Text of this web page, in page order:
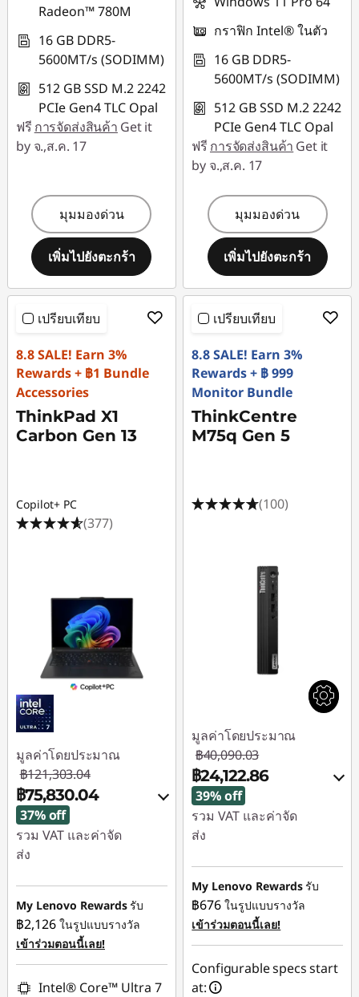
Radeon™ 780M
16 GB DDR5-
5600MT/s (SODIMM)
512 GB SSD M.2 2242
PCIe Gen4 TLC Opal
ฟรี การจัดส่งสินค้า Get it
by จ.,ส.ค. 17
มุมมองด่วน
เพิ่มไปยังตะกร้า
กราฟิก Intel® ในตัว
16 GB DDR5-
5600MT/s (SODIMM)
512 GB SSD M.2 2242
PCIe Gen4 TLC Opal
ฟรี การจัดส่งสินค้า Get it
by จ.,ส.ค. 17
มุมมองด่วน
เพิ่มไปยังตะกร้า
เปรียบเทียบ
8.8 SALE! Earn 3%
Rewards + ฿1 Bundle
Accessories
ThinkPad X1
Carbon Gen 13
Copilot+ PC
(377)
มูลค่าโดยประมาณ
฿121,303.04
฿75,830.04
37% off
รวม VAT และค่าจัด
ส่ง
ประหยัดทันที :-
฿45,473.00
หรือ
การประหยัด eCoupon
-฿44,271.00
My Lenovo Rewardsรับ
฿2,126 ในรูปแบบรางวัล
เข้าร่วมตอนนี้เลย!
Intel® Core™ Ultra 7
เปรียบเทียบ
8.8 SALE! Earn 3%
Rewards + ฿ 999
Monitor Bundle
ThinkCentre
M75q Gen 5
(100)
มูลค่าโดยประมาณ
฿40,090.03
฿24,122.86
39% off
รวม VAT และค่าจัด
ส่ง
ประหยัดทันที :-
฿15,495.28
การประหยัด eCoupon
:-฿471.89
ใช้ eCoupon :
My Lenovo Rewardsรับ
฿676 ในรูปแบบรางวัล
เข้าร่วมตอนนี้เลย!
Configurable specs start
at: